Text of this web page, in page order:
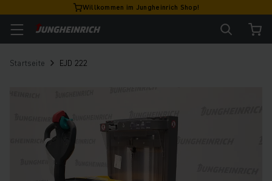
Willkommen im Jungheinrich Shop!
Startseite EJD 222